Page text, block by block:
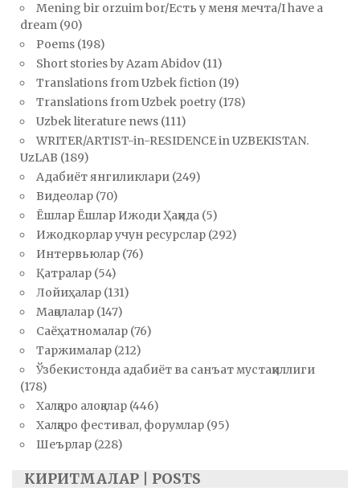
Mening bir orzuim bor/Есть у меня мечта/I have a
dream (90)
Poems (198)
Short stories by Azam Abidov (11)
Translations from Uzbek fiction (19)
Translations from Uzbek poetry (178)
Uzbek literature news (111)
WRITER/ARTIST-in-RESIDENCE in UZBEKISTAN.
UzLAB (189)
Адабиёт янгиликлари (249)
Видеолар (70)
Ёшлар Ёшлар Ижоди Ҳақида (5)
Ижодкорлар учун ресурслар (292)
Интервьюлар (76)
Қатралар (54)
Лойиҳалар (131)
Мақолалар (147)
Саёҳатномалар (76)
Таржималар (212)
Ўзбекистонда адабиёт ва санъат мустақиллиги
(178)
Халқаро алоқалар (446)
Халқаро фестивал, форумлар (95)
Шеърлар (228)
КИРИТМАЛАР | POSTS